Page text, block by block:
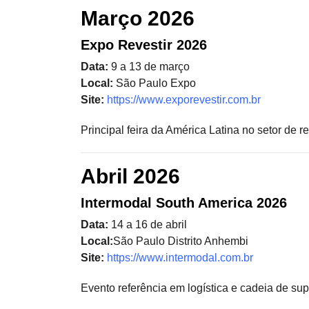
Março 2026
Expo Revestir 2026
Data: 9 a 13 de março
Local: São Paulo Expo
Site: https://www.exporevestir.com.br
Principal feira da América Latina no setor de
Abril 2026
Intermodal South America 2026
Data: 14 a 16 de abril
Local:São Paulo Distrito Anhembi
Site: https://www.intermodal.com.br
Evento referência em logística e cadeia de